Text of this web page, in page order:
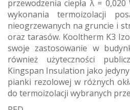
przewodzenia ciepła λ =
wykonania termoizolacji
nieogrzewanych na gruncie i
oraz tarasów. Kooltherm K3
swoje zastosowanie w
również użyteczności
Kingspan Insulation jako
pianki rezolowej w różnych
do termoizolacji wybranych